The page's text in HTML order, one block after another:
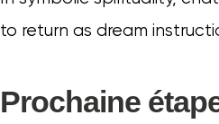
to return as dream
Prochaine